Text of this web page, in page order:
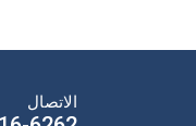
الاتصال